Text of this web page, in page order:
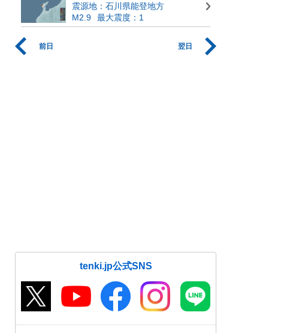
震源地：石川県能登地方
M2.9
最大震度：1
前日 翌日
tenki.jp公式SNS